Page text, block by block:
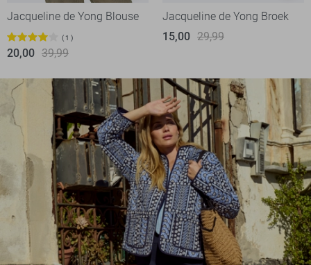
Jacqueline de Yong Blouse
1
20,00 39,99
Jacqueline de Yong Broek
15,00 29,99